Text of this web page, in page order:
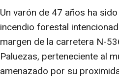
Un varón de 47 años ha
incendio forestal
margen de la carretera N-
Paluezas, perteneciente al
amenazado por su